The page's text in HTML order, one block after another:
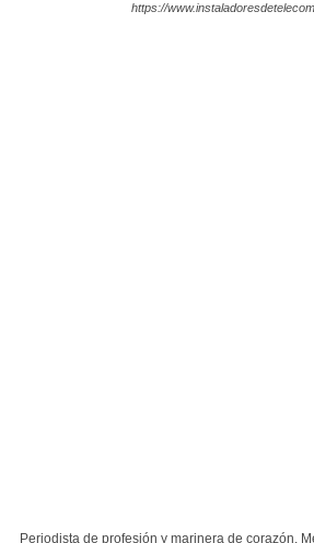
https://
Periodista de profesión y marinera de corazón.